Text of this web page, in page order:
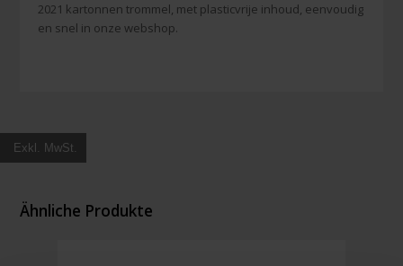
Exkl. MwSt.
2021 kartonnen trommel, met plasticvrije inhoud, eenvoudig
en snel in onze webshop.
Ähnliche Produkte